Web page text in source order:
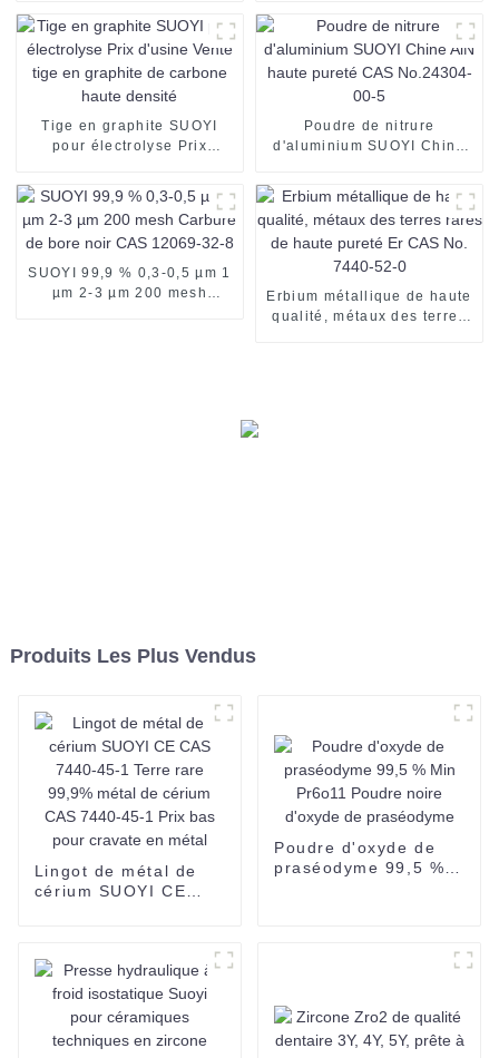
additive/impression 3D
liquide translucide
Tige en graphite SUOYI
pour électrolyse Prix
graphite de carbone haute
densité
Poudre de nitrure
d'aluminium SUOYI Chine
SUOYI 99,9 % 0,3-0,5 µm 1
µm 2-3 µm 200 mesh
Erbium métallique de haute
qualité, métaux des terres
Produits Les Plus Vendus
Lingot de métal de
cérium SUOYI CE
cérium CAS 7440-45-
1 Prix bas pour
cravate en métal
Poudre d'oxyde de
praséodyme 99,5 %